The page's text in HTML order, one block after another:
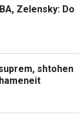
Zelensky: Do
shtohen